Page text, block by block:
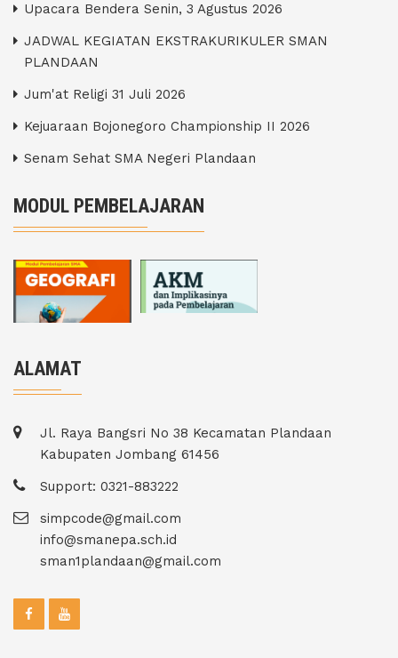
Upacara Bendera Senin, 3 Agustus 2026
JADWAL KEGIATAN EKSTRAKURIKULER SMAN
PLANDAAN
Jum'at Religi 31 Juli 2026
Kejuaraan Bojonegoro Championship II 2026
Senam Sehat SMA Negeri Plandaan
MODUL PEMBELAJARAN
ALAMAT
Jl. Raya Bangsri No 38 Kecamatan Plandaan
Kabupaten Jombang 61456
Support: 0321-883222
simpcode@gmail.com
info@smanepa.sch.id
sman1plandaan@gmail.com